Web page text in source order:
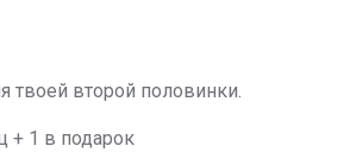
твоей второй половинки.
+ 1 в подарок